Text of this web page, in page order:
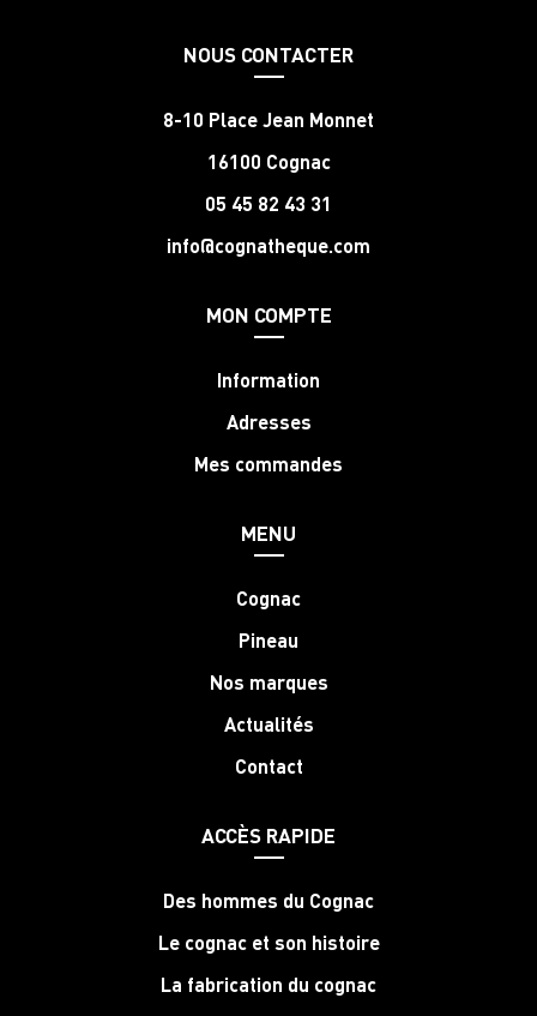
NOUS CONTACTER
8-10 Place Jean Monnet
16100 Cognac
05 45 82 43 31
info@cognatheque.com
MON COMPTE
Information
Adresses
Mes commandes
MENU
Cognac
Pineau
Nos marques
Actualités
Contact
ACCÈS RAPIDE
Des hommes du Cognac
Le cognac et son histoire
La fabrication du cognac